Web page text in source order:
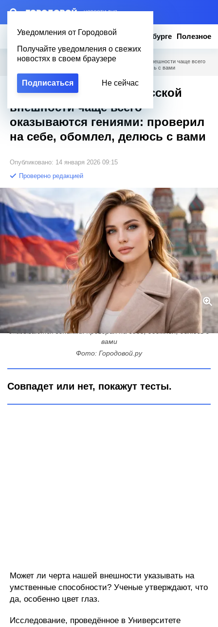
– НОВОСТИ ДНЯ
Уведомления от Городовой
Получайте уведомления о свежих
новостях в своем браузере
Подписаться Не сейчас
Новости Эксклюзив Вопросы о Петербурге Полезное
Городовой Полезное / Обладатели типично русской внешности чаще всего
оказываются гениями: проверил на себе, обомлел, делюсь с вами
Обладатели типично русской
внешности чаще всего
оказываются гениями: проверил
на себе, обомлел, делюсь с вами
Опубликовано: 14 января 2026 09:15
Проверено редакцией
Обладатели типично русской внешности чаще всего
оказываются гениями: проверил на себе, обомлел, делюсь с
вами
Фото: Городовой.ру
Совпадет или нет, покажут тесты.
Может ли черта нашей внешности указывать на
умственные способности? Ученые утверждают, что
да, особенно цвет глаз.
Исследование, проведённое в Университете